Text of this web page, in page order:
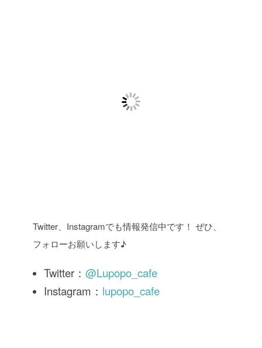
Twitter、Instagramでも情報発信中です！ ぜひ、
フォローお願いします♪
Twitter： @Lupopo_cafe
Instagram： lupopo_cafe